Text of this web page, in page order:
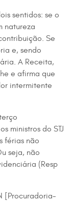
sentidos: se o
natureza
Se
e, sendo
A Receita,
e afirma que
intermitente
ministros do STJ
férias não
seja, não
(Resp
[Procuradoria-